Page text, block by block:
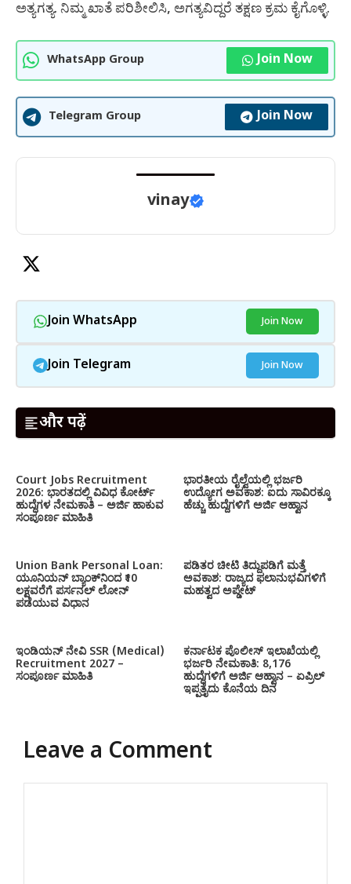
ಅತ್ಯಗತ್ಯ. ನಿಮ್ಮ ಖಾತೆ ಪರಿಶೀಲಿಸಿ, ಅಗತ್ಯವಿದ್ದರೆ ತಕ್ಷಣ ಕ್ರಮ ಕೈಗೊಳ್ಳಿ.
WhatsApp Group Join Now
Telegram Group Join Now
vinay
Join WhatsApp Join Now
Join Telegram Join Now
और पढ़ें
Court Jobs Recruitment
2026: ಭಾರತದಲ್ಲಿ ವಿವಿಧ ಕೋರ್ಟ್
ಹುದ್ದೆಗಳ ನೇಮಕಾತಿ – ಅರ್ಜಿ ಹಾಕುವ
ಸಂಪೂರ್ಣ ಮಾಹಿತಿ
ಭಾರತೀಯ ರೈಲ್ವೆಯಲ್ಲಿ ಭರ್ಜರಿ
ಉದ್ಯೋಗ ಅವಕಾಶ: ಐದು ಸಾವಿರಕ್ಕೂ
ಹೆಚ್ಚು ಹುದ್ದೆಗಳಿಗೆ ಅರ್ಜಿ ಆಹ್ವಾನ
Union Bank Personal Loan:
ಯೂನಿಯನ್ ಬ್ಯಾಂಕ್‌ನಿಂದ ₹10
ಲಕ್ಷವರೆಗೆ ಪರ್ಸನಲ್ ಲೋನ್
ಪಡೆಯುವ ವಿಧಾನ
ಪಡಿತರ ಚೀಟಿ ತಿದ್ದುಪಡಿಗೆ ಮತ್ತೆ
ಅವಕಾಶ: ರಾಜ್ಯದ ಫಲಾನುಭವಿಗಳಿಗೆ
ಮಹತ್ವದ ಅಪ್ಡೇಟ್
ಇಂಡಿಯನ್ ನೇವಿ SSR (Medical)
Recruitment 2027 –
ಸಂಪೂರ್ಣ ಮಾಹಿತಿ
ಕರ್ನಾಟಕ ಪೊಲೀಸ್ ಇಲಾಖೆಯಲ್ಲಿ
ಭರ್ಜರಿ ನೇಮಕಾತಿ: 8,176
ಹುದ್ದೆಗಳಿಗೆ ಅರ್ಜಿ ಆಹ್ವಾನ – ಏಪ್ರಿಲ್
ಇಪ್ಪತ್ತೈದು ಕೊನೆಯ ದಿನ
Leave a Comment